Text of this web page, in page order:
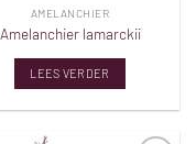
AMELANCHIER
Amelanchier lamarckii
LEES VERDER